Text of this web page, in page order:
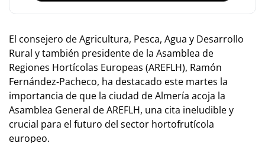
El consejero de Agricultura, Pesca, Agua y Desarrollo
Rural y también presidente de la Asamblea de
Regiones Hortícolas Europeas (AREFLH), Ramón
Fernández-Pacheco, ha destacado este martes la
importancia de que la ciudad de Almería acoja la
Asamblea General de AREFLH, una cita ineludible y
crucial para el futuro del sector hortofrutícola
europeo.